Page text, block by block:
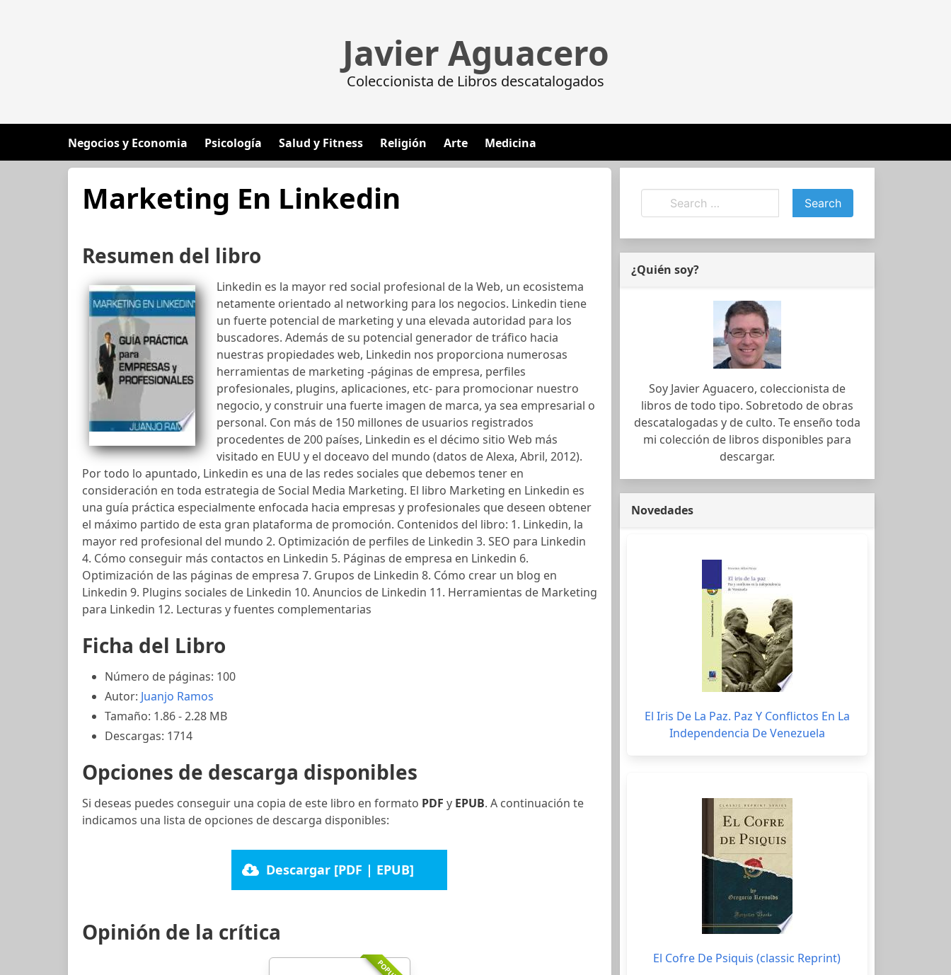
Javier Aguacero
Coleccionista de Libros descatalogados
Negocios y Economia Psicología Salud y Fitness Religión Arte Medicina
Marketing En Linkedin
Resumen del libro
Linkedin es la mayor red social profesional de la Web, un ecosistema
netamente orientado al networking para los negocios. Linkedin tiene
un fuerte potencial de marketing y una elevada autoridad para los
buscadores. Además de su potencial generador de tráfico hacia
nuestras propiedades web, Linkedin nos proporciona numerosas
herramientas de marketing -páginas de empresa, perfiles
profesionales, plugins, aplicaciones, etc- para promocionar nuestro
negocio, y construir una fuerte imagen de marca, ya sea empresarial o
personal. Con más de 150 millones de usuarios registrados
procedentes de 200 países, Linkedin es el décimo sitio Web más
visitado en EUU y el doceavo del mundo (datos de Alexa, Abril, 2012).
Por todo lo apuntado, Linkedin es una de las redes sociales que debemos tener en
consideración en toda estrategia de Social Media Marketing. El libro Marketing en Linkedin es
una guía práctica especialmente enfocada hacia empresas y profesionales que deseen obtener
el máximo partido de esta gran plataforma de promoción. Contenidos del libro: 1. Linkedin, la
mayor red profesional del mundo 2. Optimización de perfiles de Linkedin 3. SEO para Linkedin
4. Cómo conseguir más contactos en Linkedin 5. Páginas de empresa en Linkedin 6.
Optimización de las páginas de empresa 7. Grupos de Linkedin 8. Cómo crear un blog en
Linkedin 9. Plugins sociales de Linkedin 10. Anuncios de Linkedin 11. Herramientas de Marketing
para Linkedin 12. Lecturas y fuentes complementarias
Ficha del Libro
Número de páginas: 100
Autor: Juanjo Ramos
Tamaño: 1.86 - 2.28 MB
Descargas: 1714
Opciones de descarga disponibles
Si deseas puedes conseguir una copia de este libro en formato PDF y EPUB. A continuación te
indicamos una lista de opciones de descarga disponibles:
Descargar [PDF | EPUB]
Opinión de la crítica
¿Quién soy?
Soy Javier Aguacero, coleccionista de
libros de todo tipo. Sobretodo de obras
descatalogadas y de culto. Te enseño toda
mi colección de libros disponibles para
descargar.
Novedades
El Iris De La Paz. Paz Y Conflictos En La
Independencia De Venezuela
El Cofre De Psiquis (classic Reprint)